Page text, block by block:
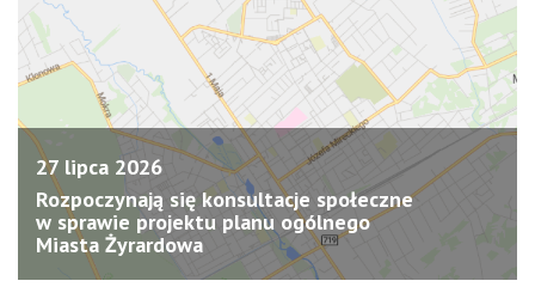
27 lipca 2026
Rozpoczynają się konsultacje społeczne
w sprawie projektu planu ogólnego
Miasta Żyrardowa